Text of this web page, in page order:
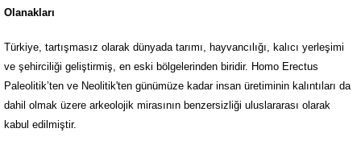
Olanakları
Türkiye, tartışmasız olarak dünyada tarımı, hayvancılığı, kalıcı yerleşimi
ve şehirciliği geliştirmiş, en eski bölgelerinden biridir. Homo Erectus
Paleolitik’ten ve Neolitik'ten günümüze kadar insan üretiminin kalıntıları da
dahil olmak üzere arkeolojik mirasının benzersizliği uluslararası olarak
kabul edilmiştir.